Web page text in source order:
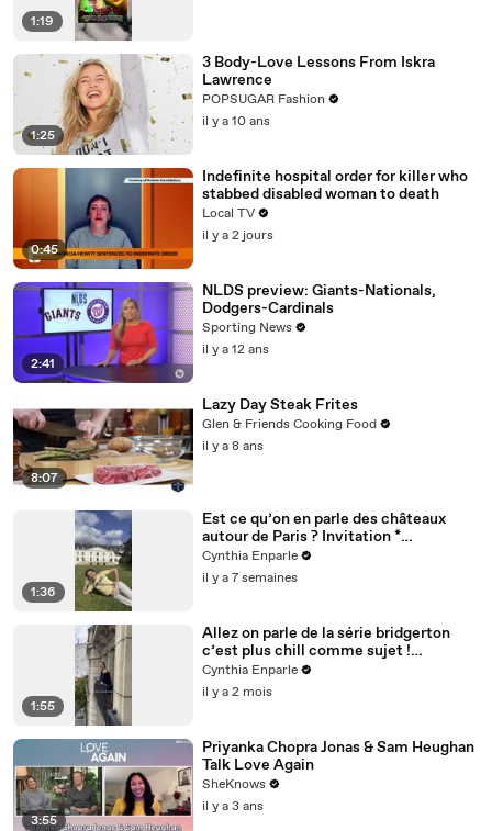
1:19
1:25
3 Body-Love Lessons From Iskra
Lawrence
POPSUGAR Fashion
il y a 10 ans
0:45
Indefinite hospital order for killer who
stabbed disabled woman to death
Local TV
il y a 2 jours
2:41
NLDS preview: Giants-Nationals,
Dodgers-Cardinals
Sporting News
il y a 12 ans
8:07
Lazy Day Steak Frites
Glen & Friends Cooking Food
il y a 8 ans
1:36
Est ce qu’on en parle des châteaux
autour de Paris ? Invitation *
@dolceversailles
Cynthia Enparle
il y a 7 semaines
1:55
Allez on parle de la série bridgerton
c’est plus chill comme sujet !
#histoire
Cynthia Enparle
il y a 2 mois
3:55
Priyanka Chopra Jonas & Sam Heughan
Talk Love Again
SheKnows
il y a 3 ans